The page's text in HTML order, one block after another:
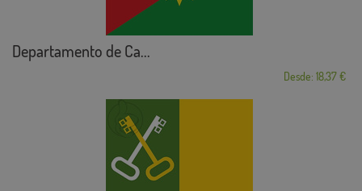
Departamento de Ca...
Desde: 18,37 €